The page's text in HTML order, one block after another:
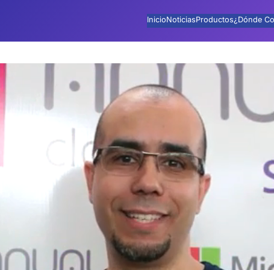
InicioNoticiasProductos¿Dónde